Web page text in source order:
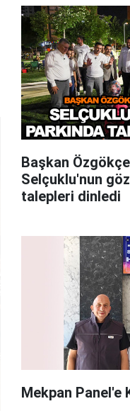
Başkan
Selçuklu'nun
talepleri dinledi
Mekpan Panel'e